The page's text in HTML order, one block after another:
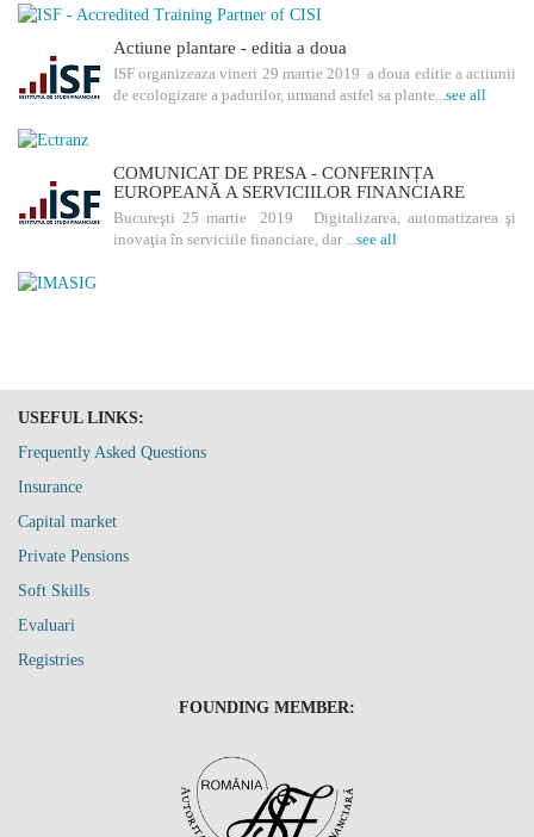
Actiune plantare - editia a doua
ISF organizeaza vineri 29 martie 2019 a doua editie a actiunii
de ecologizare a padurilor, urmand astfel sa plante... see all
COMUNICAT DE PRESA - CONFERINȚA
EUROPEANĂ A SERVICIILOR FINANCIARE
Bucureşti 25 martie 2019 Digitalizarea, automatizarea şi
inovaţia în serviciile financiare, dar ...see all
USEFUL LINKS:
Frequently Asked Questions
Insurance
Capital market
Private Pensions
Soft Skills
Evaluari
Registries
FOUNDING MEMBER: